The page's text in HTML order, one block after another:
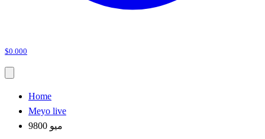
$0.000
Home
Meyo live
9800 ميو